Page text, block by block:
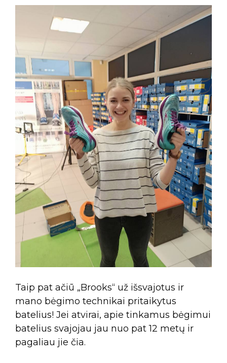
Taip pat ačiū „Brooks“ už išsvajotus ir
mano bėgimo technikai pritaikytus
batelius! Jei atvirai, apie tinkamus bėgimui
batelius svajojau jau nuo pat 12 metų ir
pagaliau jie čia.